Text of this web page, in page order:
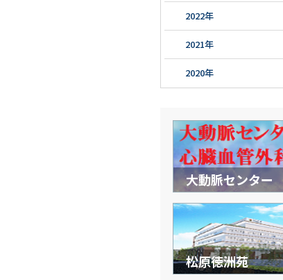
2022年
2021年
2020年
大動脈センター
松原徳洲苑